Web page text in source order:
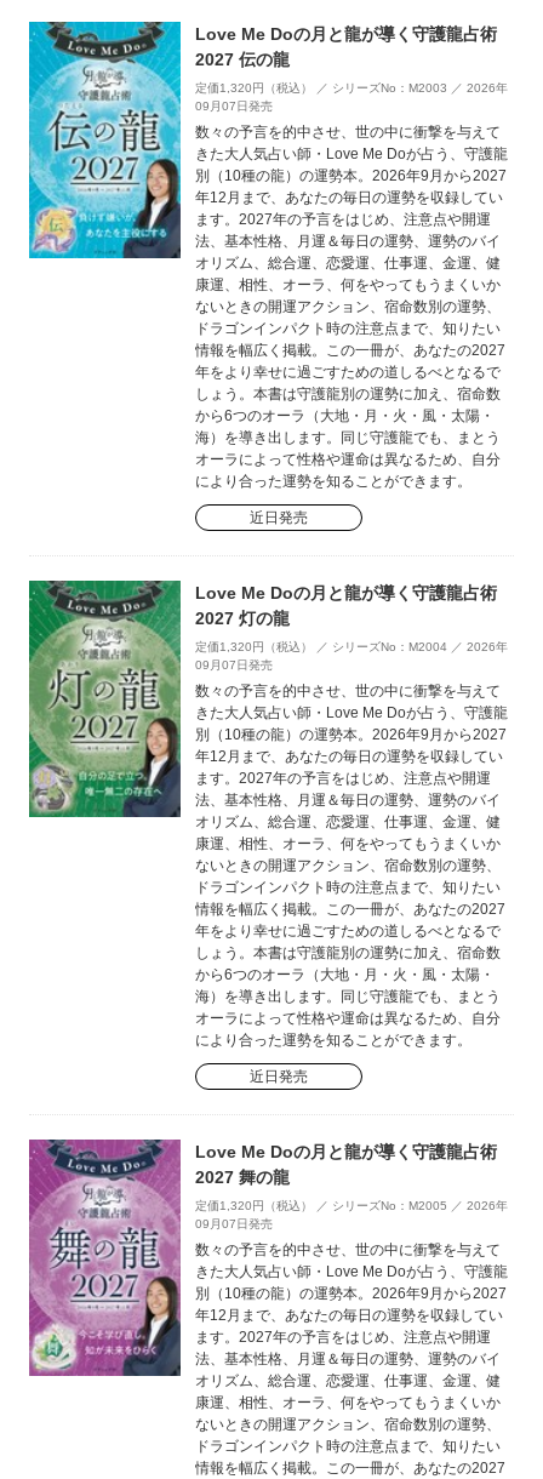
Love Me Doの月と龍が導く守護龍占術
2027 伝の龍
定価1,320円（税込） ／ シリーズNo：M2003 ／ 2026年
09月07日発売
数々の予言を的中させ、世の中に衝撃を与えて
きた大人気占い師・Love Me Doが占う、守護龍
別（10種の龍）の運勢本。2026年9月から2027
年12月まで、あなたの毎日の運勢を収録してい
ます。2027年の予言をはじめ、注意点や開運
法、基本性格、月運＆毎日の運勢、運勢のバイ
オリズム、総合運、恋愛運、仕事運、金運、健
康運、相性、オーラ、何をやってもうまくいか
ないときの開運アクション、宿命数別の運勢、
ドラゴンインパクト時の注意点まで、知りたい
情報を幅広く掲載。この一冊が、あなたの2027
年をより幸せに過ごすための道しるべとなるで
しょう。本書は守護龍別の運勢に加え、宿命数
から6つのオーラ（大地・月・火・風・太陽・
海）を導き出します。同じ守護龍でも、まとう
オーラによって性格や運命は異なるため、自分
により合った運勢を知ることができます。
近日発売
Love Me Doの月と龍が導く守護龍占術
2027 灯の龍
定価1,320円（税込） ／ シリーズNo：M2004 ／ 2026年
09月07日発売
数々の予言を的中させ、世の中に衝撃を与えて
きた大人気占い師・Love Me Doが占う、守護龍
別（10種の龍）の運勢本。2026年9月から2027
年12月まで、あなたの毎日の運勢を収録してい
ます。2027年の予言をはじめ、注意点や開運
法、基本性格、月運＆毎日の運勢、運勢のバイ
オリズム、総合運、恋愛運、仕事運、金運、健
康運、相性、オーラ、何をやってもうまくいか
ないときの開運アクション、宿命数別の運勢、
ドラゴンインパクト時の注意点まで、知りたい
情報を幅広く掲載。この一冊が、あなたの2027
年をより幸せに過ごすための道しるべとなるで
しょう。本書は守護龍別の運勢に加え、宿命数
から6つのオーラ（大地・月・火・風・太陽・
海）を導き出します。同じ守護龍でも、まとう
オーラによって性格や運命は異なるため、自分
により合った運勢を知ることができます。
近日発売
Love Me Doの月と龍が導く守護龍占術
2027 舞の龍
定価1,320円（税込） ／ シリーズNo：M2005 ／ 2026年
09月07日発売
数々の予言を的中させ、世の中に衝撃を与えて
きた大人気占い師・Love Me Doが占う、守護龍
別（10種の龍）の運勢本。2026年9月から2027
年12月まで、あなたの毎日の運勢を収録してい
ます。2027年の予言をはじめ、注意点や開運
法、基本性格、月運＆毎日の運勢、運勢のバイ
オリズム、総合運、恋愛運、仕事運、金運、健
康運、相性、オーラ、何をやってもうまくいか
ないときの開運アクション、宿命数別の運勢、
ドラゴンインパクト時の注意点まで、知りたい
情報を幅広く掲載。この一冊が、あなたの2027